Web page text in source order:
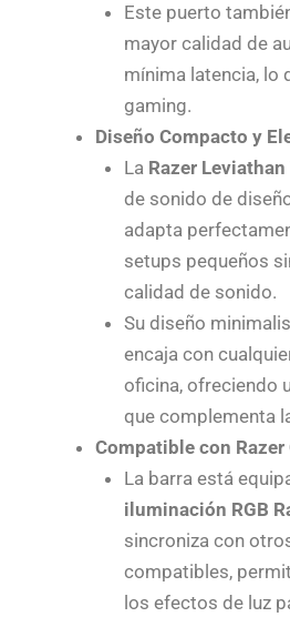
Este puerto
mayor calidad de
mínima latencia, lo
gaming.
Diseño Compacto y
La Razer Leviathan
de sonido de
adapta
setups pequeños
calidad de sonido.
Su diseño
encaja con
oficina, ofreciendo
que complementa
Compatible con Razer
La barra está
iluminación RGB
sincroniza con
compatibles,
los efectos de luz